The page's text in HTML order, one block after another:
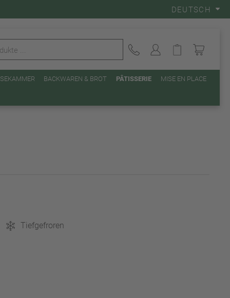
DEUTSCH
BACKWAREN & BROT PÂTISSERIE MISE EN PLACE
Tiefgefroren